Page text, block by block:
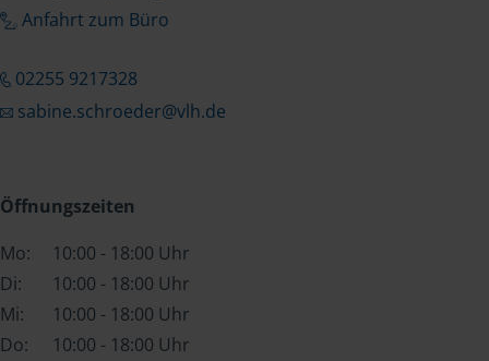
Anfahrt zum Büro
02255 9217328
sabine.schroeder@vlh.de
Öffnungszeiten
Mo:
10:00 - 18:00 Uhr
Di:
10:00 - 18:00 Uhr
Mi:
10:00 - 18:00 Uhr
Do:
10:00 - 18:00 Uhr